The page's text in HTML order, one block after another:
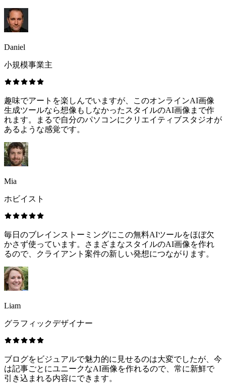
Daniel
小規模事業主
趣味でアートを楽しんでいますが、このオンラインAI画像
生成ツールなら想像もしなかったスタイルのAI画像まで作
れます。まるで自分のパソコンにクリエイティブスタジオが
あるような感覚です。
Mia
ホビイスト
毎日のブレインストーミングにこの無料AIツールをほぼ欠
かさず使っています。さまざまなスタイルのAI画像を作れ
るので、クライアント案件の新しい発想につながります。
Liam
グラフィックデザイナー
ブログをビジュアルで魅力的に見せるのは大変でしたが、今
は記事ごとにユニークなAI画像を作れるので、常に新鮮で
引き込まれる内容にできます。